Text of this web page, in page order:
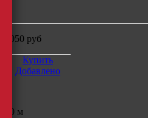
9050 руб
Купить
Добавлено
10 м